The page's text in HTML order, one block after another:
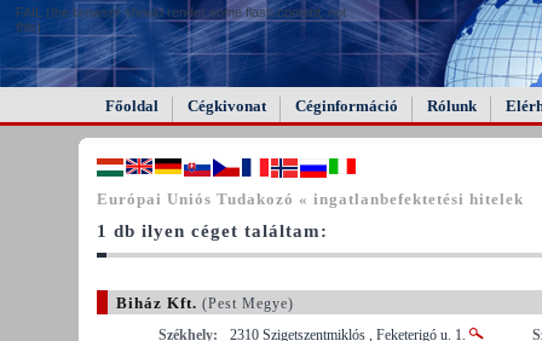
FAIL (the browser should render some flash content, not
this).
Főoldal Cégkivonat Céginformáció Rólunk
Európai Uniós Tudakozó « ingatlanbefektetési hitelek
1 db ilyen céget találtam:
Biház Kft. (Pest Megye)
Székhely:
2310 Szigetszentmiklós , Feketerigó u. 1.